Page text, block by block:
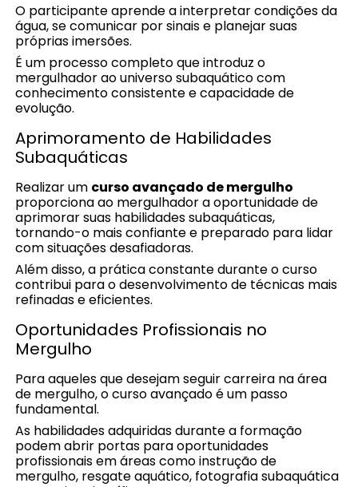
O participante aprende a interpretar condições da
água, se comunicar por sinais e planejar suas
próprias imersões.
É um processo completo que introduz o
mergulhador ao universo subaquático com
conhecimento consistente e capacidade de
evolução.
Aprimoramento de Habilidades
Subaquáticas
Realizar um curso avançado de mergulho
proporciona ao mergulhador a oportunidade de
aprimorar suas habilidades subaquáticas,
tornando-o mais confiante e preparado para lidar
com situações desafiadoras.
Além disso, a prática constante durante o curso
contribui para o desenvolvimento de técnicas mais
refinadas e eficientes.
Oportunidades Profissionais no
Mergulho
Para aqueles que desejam seguir carreira na área
de mergulho, o curso avançado é um passo
fundamental.
As habilidades adquiridas durante a formação
podem abrir portas para oportunidades
profissionais em áreas como instrução de
mergulho, resgate aquático, fotografia subaquática